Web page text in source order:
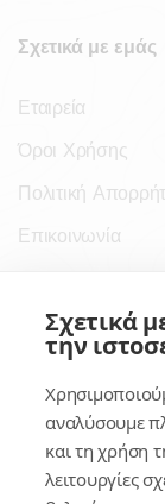
Σχετικά με εμάς
Εταιρεία
Όροι Χρήσης
Πολιτική
Επικοινωνία
Σύνδεσμοι
Κέντρο Γνώσης
Πλατφόρμα
Εγγραφή
Σχετικά
την
αναλύσουμε
και τη χρήση
λειτουργίες